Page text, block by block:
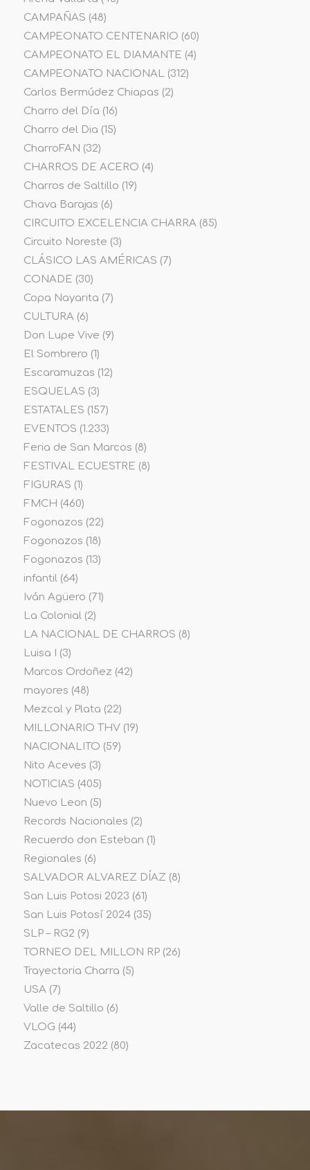
CAMPAÑAS (48)
CAMPEONATO CENTENARIO (60)
CAMPEONATO EL DIAMANTE (4)
CAMPEONATO NACIONAL(312)
Carlos Bermúdez Chiapas (2)
Charro del Día (16)
Charro del Dia (15)
CharroFAN (32)
CHARROS DE ACERO (4)
Charros de Saltillo (19)
Chava Barajas (6)
CIRCUITO EXCELENCIA CHARRA(85)
Circuito Noreste (3)
CLÁSICO LAS AMÉRICAS (7)
CONADE (30)
Copa Nayarita (7)
CULTURA(6)
Don Lupe Vive (9)
El Sombrero (1)
Escaramuzas (12)
ESQUELAS (3)
ESTATALES (157)
EVENTOS (1.233)
Feria de San Marcos (8)
FESTIVAL ECUESTRE (8)
FIGURAS (1)
FMCH (460)
Fogonazos (22)
Fogonazos (18)
Fogonazos (13)
infantil(64)
Iván Agüero (71)
La Colonial(2)
LA NACIONAL DE CHARROS (8)
Luisa I
(3)
Marcos Ordoñez (42)
mayores (48)
Mezcal y Plata (22)
MILLONARIO THV(19)
NACIONALITO (59)
Nito Aceves (3)
NOTICIAS (405)
Nuevo Leon (5)
Records Nacionales (2)
Recuerdo don Esteban (1)
Regionales (6)
SALVADOR ALVAREZ DÍAZ (8)
San Luis Potosi 2023 (61)
San Luis Potosí 2024(35)
SLP – RG2 (9)
TORNEO DEL MILLON RP(26)
Trayectoria Charra (5)
USA(7)
Valle de Saltillo (6)
VLOG (44)
Zacatecas 2022 (80)